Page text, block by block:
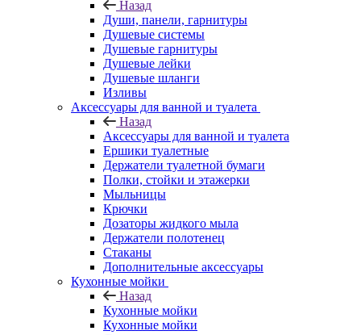
Назад
Души, панели, гарнитуры
Душевые системы
Душевые гарнитуры
Душевые лейки
Душевые шланги
Изливы
Аксессуары для ванной и туалета
Назад
Аксессуары для ванной и туалета
Ершики туалетные
Держатели туалетной бумаги
Полки, стойки и этажерки
Мыльницы
Крючки
Дозаторы жидкого мыла
Держатели полотенец
Стаканы
Дополнительные аксессуары
Кухонные мойки
Назад
Кухонные мойки
Кухонные мойки